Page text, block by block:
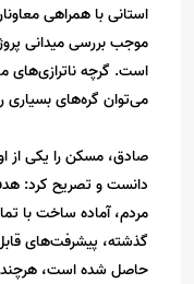
استانی با همراهی
موجب بررسی میدانی
است. گرچه ناترازی‌های
می‌توان گره‌های بسیاری
صادق، مسکن را یکی از
دانست و تصریح کرد:
مردم، آماده ساخت با
گذشته، پیشرفت‌های
حاصل شده است، هرچند